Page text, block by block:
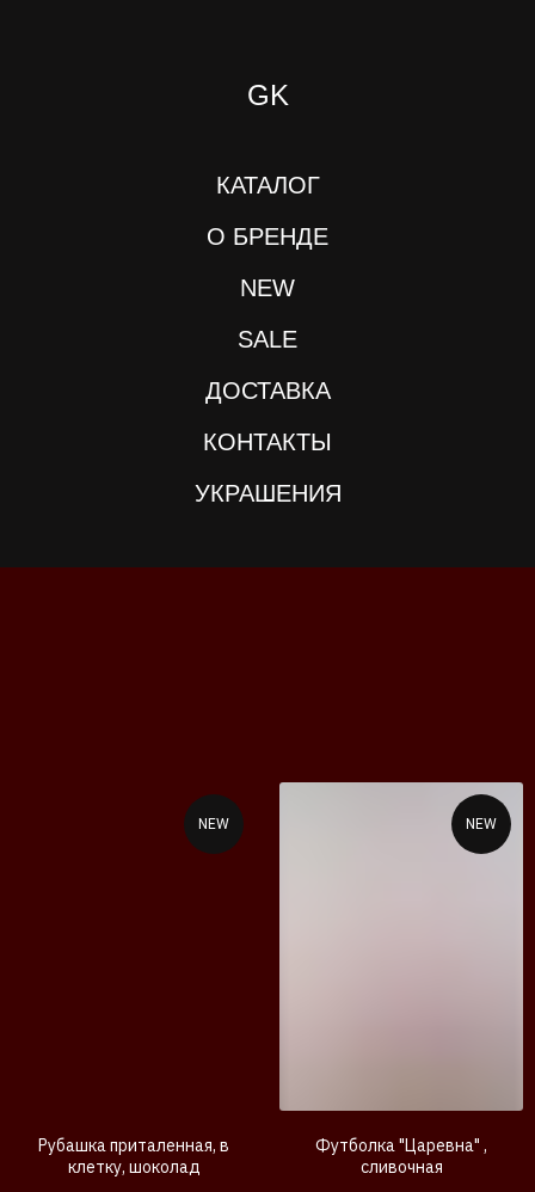
GK
КАТАЛОГ
О БРЕНДЕ
NEW
SALE
ДОСТАВКА
КОНТАКТЫ
УКРАШЕНИЯ
NEW
Рубашка приталенная, в
клетку, шоколад
NEW
Футболка "Царевна" ,
сливочная